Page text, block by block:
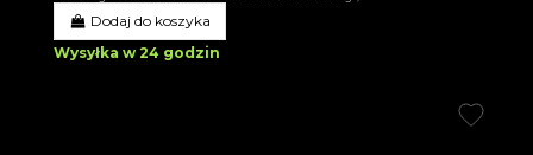
Dodaj do koszyka
Wysyłka w 24 godzin